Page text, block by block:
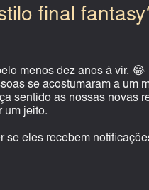
final
menos dez anos à vir. 😂
se acostumaram a um
sentido as nossas novas
um jeito.
eles recebem